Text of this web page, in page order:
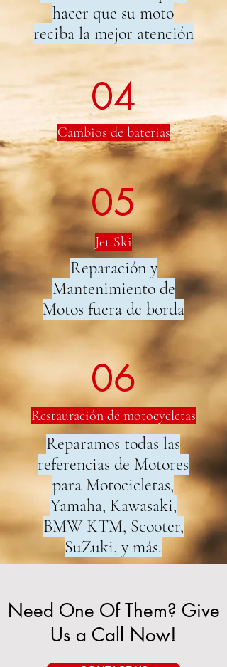
hacer que su moto
reciba la mejor atención
04
Cambios de baterias
05
Jet Ski
Reparación y
Mantenimiento de
Motos fuera de borda
06
Restauración de motocycletas
Reparamos todas las
referencias de Motores
para Motocicletas,
Yamaha, Kawasaki,
BMW KTM, Scooter,
SuZuki, y más.
Need One Of Them? Give
Us a Call Now!